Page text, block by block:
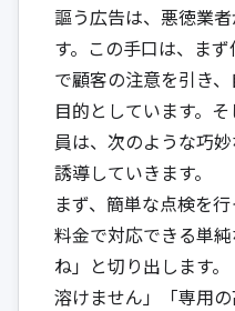
謳う広告は、悪徳業
す。この手口は、ま
で顧客の注意を引き
目的としています。
員は、次のような巧
誘導していきます。
まず、簡単な点検を
料金で対応できる単
ね」と切り出します
溶けません」「専用の